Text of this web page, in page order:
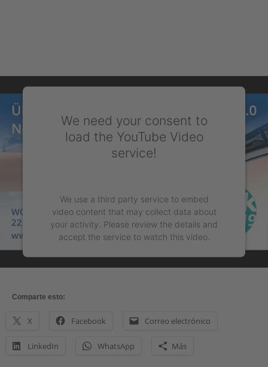
We need your consent to
load the YouTube Video
service!
We use a third party service to embed
video content that may collect data about
your activity. Please review the details and
accept the service to watch this video.
More Information
powered byUsercentrics Consent Management
Comparte esto:
X Facebook Correo electrónico
LinkedIn WhatsApp Más